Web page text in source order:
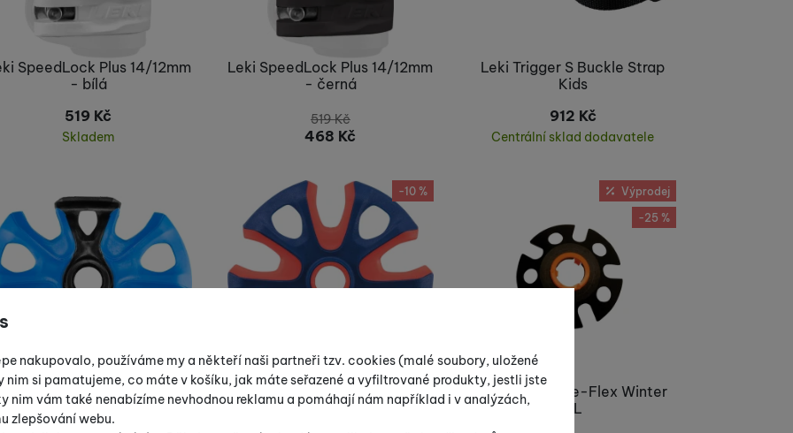
nakupovalo, používáme my a někteří naši partneři tzv. cookies (malé soubory, uložené
nim si pamatujeme, co máte v košíku, jak máte seřazené a vyfiltrované produkty, jestli jste
nim vám také nenabízíme nevhodnou reklamu a pomáhají nám například i v analýzách,
zlepšování webu.
SpeedLock Plus 14/12mm
- bílá
519 Kč
Skladem
Leki SpeedLock Plus 14/12mm
- černá
519Kč
468 Kč
Leki Trigger S Buckle Strap
Kids
912 Kč
Centrální sklad dodavatele
Leki Big Mountain Binding
Basket - zelená
-10 %
Leki Big Mountain Basket -
červená/modrá
Výprodej
-25 %
Komperdell Ice-Flex Winter
XL